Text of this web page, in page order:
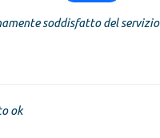
soddisfatto del servizio
ok